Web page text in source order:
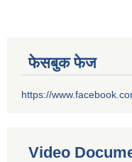
फेसबुक फेज
https://
Video